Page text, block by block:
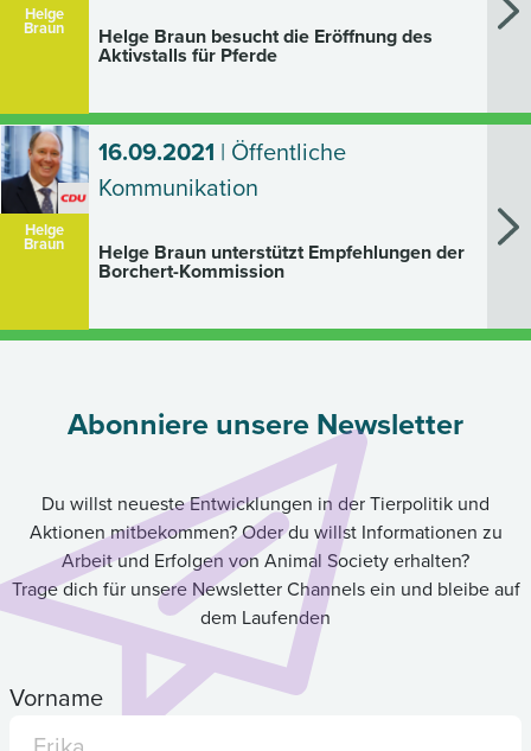
Helge
Braun Helge Braun besucht die Eröffnung des
Aktivstalls für Pferde
Helge
Braun
16.09.2021 | Öffentliche
Kommunikation
Helge Braun unterstützt Empfehlungen der
Borchert-Kommission
Abonniere unsere Newsletter
Du willst neueste Entwicklungen in der Tierpolitik und
Aktionen mitbekommen? Oder du willst Informationen zu
Arbeit und Erfolgen von Animal Society erhalten?
Trage dich für unsere Newsletter Channels ein und bleibe auf
dem Laufenden
Vorname